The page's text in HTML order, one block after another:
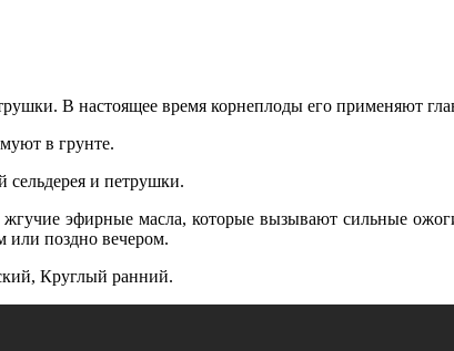
В настоящее время корнеплоды его применяют
в грунте.
сельдерея и петрушки.
эфирные масла, которые вызывают сильные
или поздно вечером.
Круглый ранний.